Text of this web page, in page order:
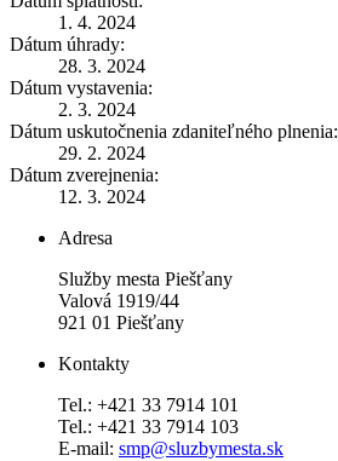
1. 4. 2024
Dátum úhrady:
28. 3. 2024
Dátum vystavenia:
2. 3. 2024
Dátum uskutočnenia zdaniteľného plnenia:
29. 2. 2024
Dátum zverejnenia:
12. 3. 2024
Adresa
Služby mesta Piešťany
Valová 1919/44
921 01 Piešťany
Kontakty
Tel.: +421 33 7914 101
Tel.: +421 33 7914 103
E-mail: smp@sluzbymesta.sk